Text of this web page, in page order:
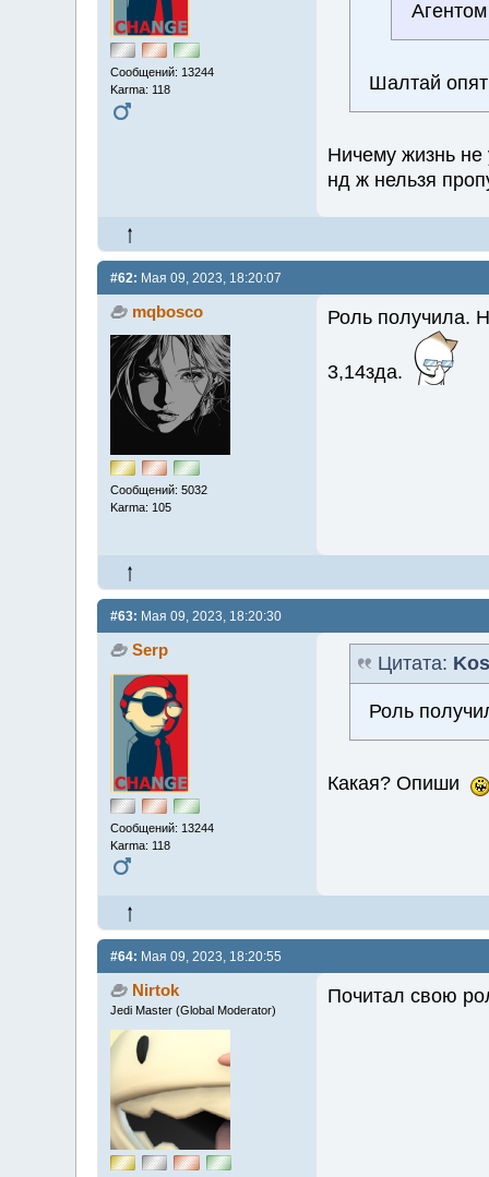
Сообщений: 13244
Karma: 118
Шалтай
Ничему жизнь не
нд ж нельзя
#62: Мая 09, 2023, 18:20:07
mqbosco
Сообщений: 5032
Karma: 105
Роль получила.
3,14зда.
#63: Мая 09, 2023, 18:20:30
Serp
Сообщений: 13244
Karma: 118
Цитата:
Роль
Какая? Опиши
#64: Мая 09, 2023, 18:20:55
Nirtok
Jedi Master (Global Moderator)
Почитал свою